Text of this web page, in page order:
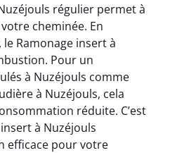
régulier permet à
cheminée. En
Ramonage insert à
Pour un
à Nuzéjouls comme
à Nuzéjouls, cela
réduite. C’est
à Nuzéjouls
efficace pour votre